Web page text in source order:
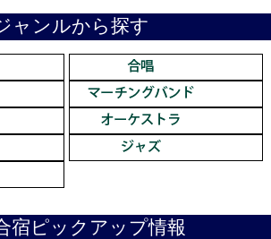
ャンルから探す
宿ピックアップ情報